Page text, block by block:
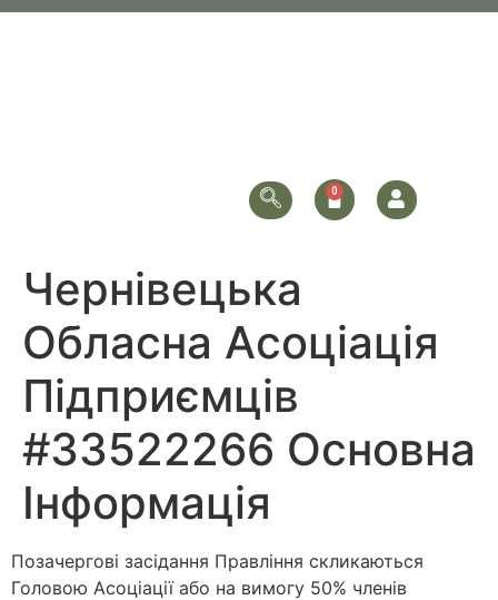
Чернівецька
Обласна Асоціація
Підприємців
#33522266 Основна
Інформація
Позачергові засідання Правління скликаються
Головою Асоціації або на вимогу 50% членів